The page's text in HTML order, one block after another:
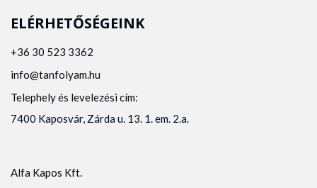
ELÉRHETŐSÉGEINK
+36 30 523 3362
info@tanfolyam.hu
Telephely és levelezési cím:
7400 Kaposvár, Zárda u. 13. 1. em. 2.a.
Alfa Kapos Kft.